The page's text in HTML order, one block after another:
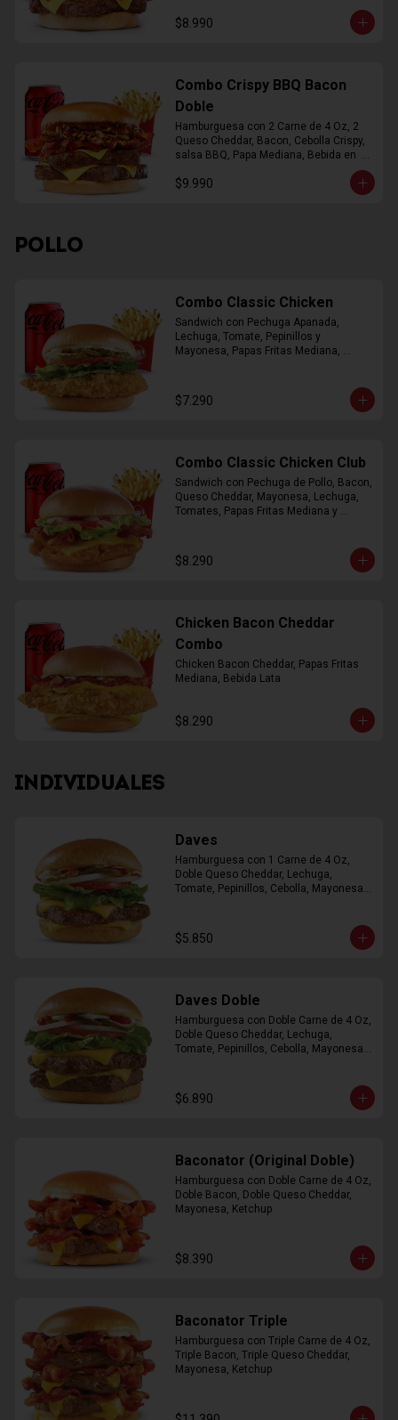
$8.990
Combo Crispy BBQ Bacon
Doble
Hamburguesa con 2 Carne de 4 Oz, 2
Queso Cheddar, Bacon, Cebolla Crispy,
salsa BBQ, Papa Mediana, Bebida en
$9.990
POLLO
Combo Classic Chicken
Sandwich con Pechuga Apanada,
Lechuga, Tomate, Pepinillos y
Mayonesa, Papas Fritas Mediana,
$7.290
Combo Classic Chicken Club
Sandwich con Pechuga de Pollo, Bacon,
Queso Cheddar, Mayonesa, Lechuga,
Tomates, Papas Fritas Mediana y
$8.290
Chicken Bacon Cheddar
Combo
Chicken Bacon Cheddar, Papas Fritas
Mediana, Bebida Lata
$8.290
INDIVIDUALES
Daves
Hamburguesa con 1 Carne de 4 Oz,
Doble Queso Cheddar, Lechuga,
Tomate, Pepinillos, Cebolla, Mayonesa,
$5.850
Daves Doble
Hamburguesa con Doble Carne de 4 Oz,
Doble Queso Cheddar, Lechuga,
Tomate, Pepinillos, Cebolla, Mayonesa,
$6.890
Baconator (Original Doble)
Hamburguesa con Doble Carne de 4 Oz,
Doble Bacon, Doble Queso Cheddar,
Mayonesa, Ketchup
$8.390
Baconator Triple
Hamburguesa con Triple Carne de 4 Oz,
Triple Bacon, Triple Queso Cheddar,
Mayonesa, Ketchup